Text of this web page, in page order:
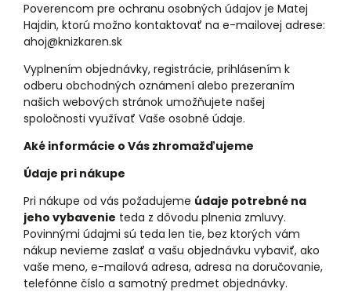
Poverencom pre ochranu osobných údajov je Matej
Hajdin, ktorú možno kontaktovať na e-mailovej adrese:
ahoj@knizkaren.sk
Vyplnením objednávky, registrácie, prihlásením k
odberu obchodných oznámení alebo prezeraním
našich webových stránok umožňujete našej
spoločnosti využívať Vaše osobné údaje.
Aké informácie o Vás zhromažďujeme
Údaje pri nákupe
Pri nákupe od vás požadujeme údaje potrebné na
jeho vybavenie teda z dôvodu plnenia zmluvy.
Povinnými údajmi sú teda len tie, bez ktorých vám
nákup nevieme zaslať a vašu objednávku vybaviť, ako
vaše meno, e-mailová adresa, adresa na doručovanie,
telefónne číslo a samotný predmet objednávky.